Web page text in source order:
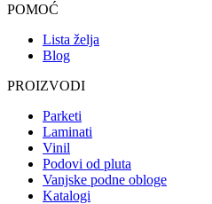
POMOĆ
Lista želja
Blog
PROIZVODI
Parketi
Laminati
Vinil
Podovi od pluta
Vanjske podne obloge
Katalogi